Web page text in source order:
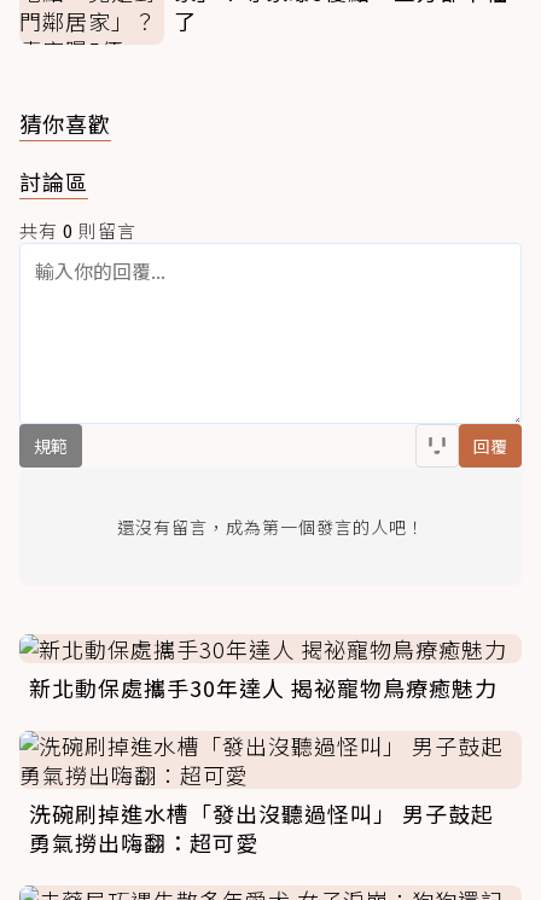
了
猜你喜歡
討論區
共有 0 則留言
規範 回覆
還沒有留言，成為第一個發言的人吧！
新北動保處攜手30年達人 揭祕寵物鳥療癒魅力
洗碗刷掉進水槽「發出沒聽過怪叫」 男子鼓起
勇氣撈出嗨翻：超可愛